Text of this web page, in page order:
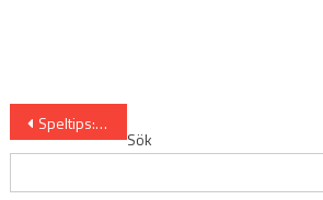
Inläggsnavigering
Speltips: 7 Sätt att Utvärdera Sportspel Online
Sök